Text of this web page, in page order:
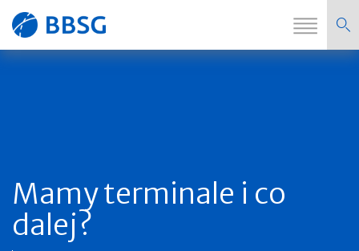
Strona
Mamy terminale i co
dalej?